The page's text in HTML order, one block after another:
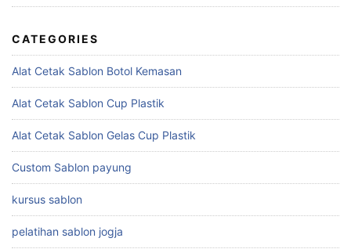
CATEGORIES
Alat Cetak Sablon Botol Kemasan
Alat Cetak Sablon Cup Plastik
Alat Cetak Sablon Gelas Cup Plastik
Custom Sablon payung
kursus sablon
pelatihan sablon jogja